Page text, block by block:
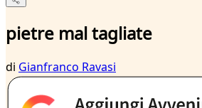
pietre mal tagliate
di Gianfranco Ravasi